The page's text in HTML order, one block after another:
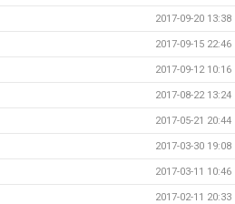
2017-09-20 13:38
2017-09-15 22:46
2017-09-12 10:16
2017-08-22 13:24
2017-05-21 20:44
2017-03-30 19:08
2017-03-11 10:46
2017-02-11 20:33